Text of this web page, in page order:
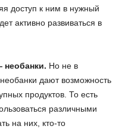
доступ к ним в нужный
активно развиваться в
Но не в
дают возможность
продуктов. То есть
различными
на них, кто-то